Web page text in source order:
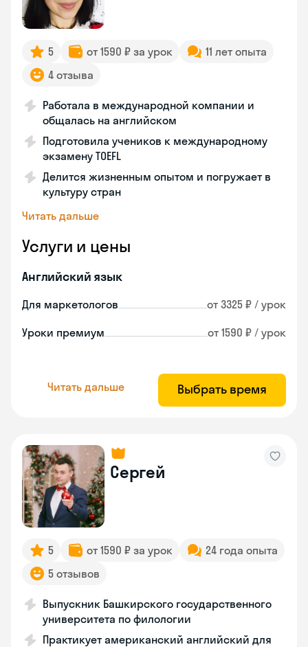
5 от 1590 ₽ за урок
11 лет опыта
4 отзыва
Работала в международной компании и
общалась на английском
Подготовила учеников к международному
экзамену TOEFL
Делится жизненным опытом и погружает в
культуру стран
Читать дальше
Услуги и цены
Английский язык
Для маркетологов от 3325 ₽ / урок
Уроки премиум от 1590 ₽ / урок
Читать дальше Выбрать время
Сергей
5 от 1590 ₽ за урок
24 года опыта
5 отзывов
Выпускник Башкирского государственного
университета по филологии
Практикует американский английский для